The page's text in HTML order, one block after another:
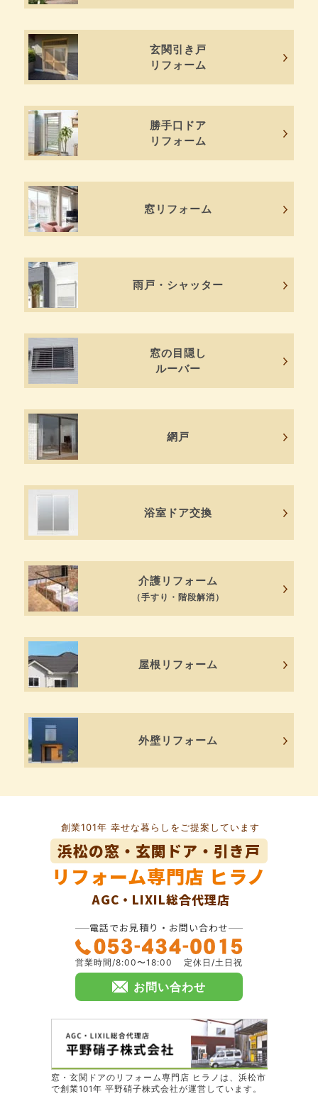
玄関引き戸
リフォーム
勝手口ドア
リフォーム
窓リフォーム
雨戸・シャッター
窓の目隠し
ルーバー
網戸
浴室ドア交換
介護リフォーム
（手すり・階段解消）
屋根リフォーム
外壁リフォーム
創業101年 幸せな暮らしをご提案しています
浜松の窓・玄関ドア・引き戸
リフォーム専門店 ヒラノ
AGC・LIXIL総合代理店
電話でお見積り・お問い合わせ
営業時間/8:00〜18:00 定休日/土日祝
お問い合わせ
窓・玄関ドアのリフォーム専門店 ヒラノは、浜松市
で創業101年 平野硝子株式会社が運営しています。